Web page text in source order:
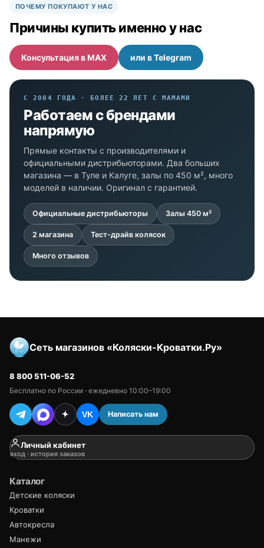
ПОЧЕМУ ПОКУПАЮТ У НАС
Причины купить именно у нас
Консультация в MAX или в Telegram
С 2004 ГОДА · БОЛЕЕ 22 ЛЕТ С МАМАМИ
Работаем с брендами
напрямую
Прямые контакты с производителями и
официальными дистрибьюторами. Два больших
магазина — в Туле и Калуге, залы по 450 м², много
моделей в наличии. Оригинал с гарантией.
Официальные дистрибьюторы Залы 450 м²
2 магазина Тест-драйв колясок
Много отзывов
Сеть магазинов «Коляски-Кроватки.Ру»
8 800 511-06-52
Бесплатно по России · ежедневно 10:00–19:00
VK Написать нам
Личный кабинет
вход · история заказов
Каталог
Детские коляски
Кроватки
Автокресла
Манежи